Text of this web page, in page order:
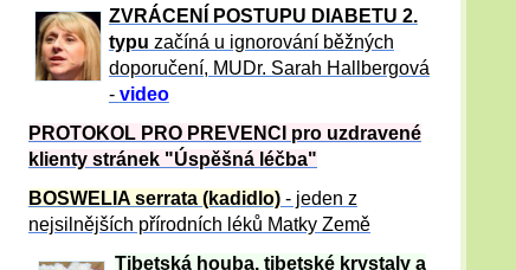
ZVRÁCE NÍ POSTUPU DIABETU 2.
typu začíná u ignorování běžných
doporučení, MUDr. Sarah Hallbergová
- video
PROTOKOL PRO PREVENCI pro uzdravené
klienty stránek "Úspěšná léčba"
BOSWELIA serrata (kadidlo) - jeden z
nejsilnějších přírodních léků Matky Země
Tibetská houba, tibetské krystaly a